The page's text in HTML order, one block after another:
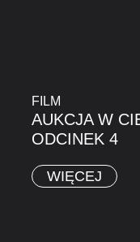
FILM
AUKCJA W
ODCINEK 4
WIĘCEJ